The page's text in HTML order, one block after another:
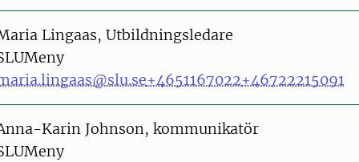
Lingaas, Utbildningsledare
+4651167022+46722215091
Karin Johnson, kommunikatör